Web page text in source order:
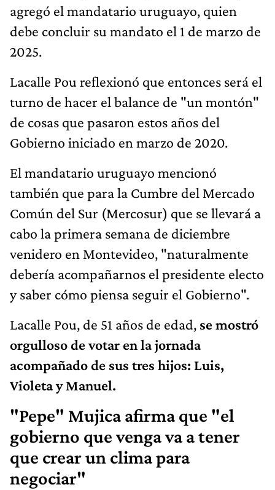
agregó el mandatario uruguayo, quien
debe concluir su mandato el 1 de marzo de
2025.
Lacalle Pou reflexionó que entonces será el
turno de hacer el balance de "un montón"
de cosas que pasaron estos años del
Gobierno iniciado en marzo de 2020.
El mandatario uruguayo mencionó
también que para la Cumbre del Mercado
Común del Sur (Mercosur) que se llevará a
cabo la primera semana de diciembre
venidero en Montevideo, "naturalmente
debería acompañarnos el presidente electo
y saber cómo piensa seguir el Gobierno".
Lacalle Pou, de 51 años de edad, se mostró
orgulloso de votar en la jornada
acompañado de sus tres hijos: Luis,
Violeta y Manuel.
"Pepe" Mujica afirma que "el
gobierno que venga va a tener
que crear un clima para
negociar"